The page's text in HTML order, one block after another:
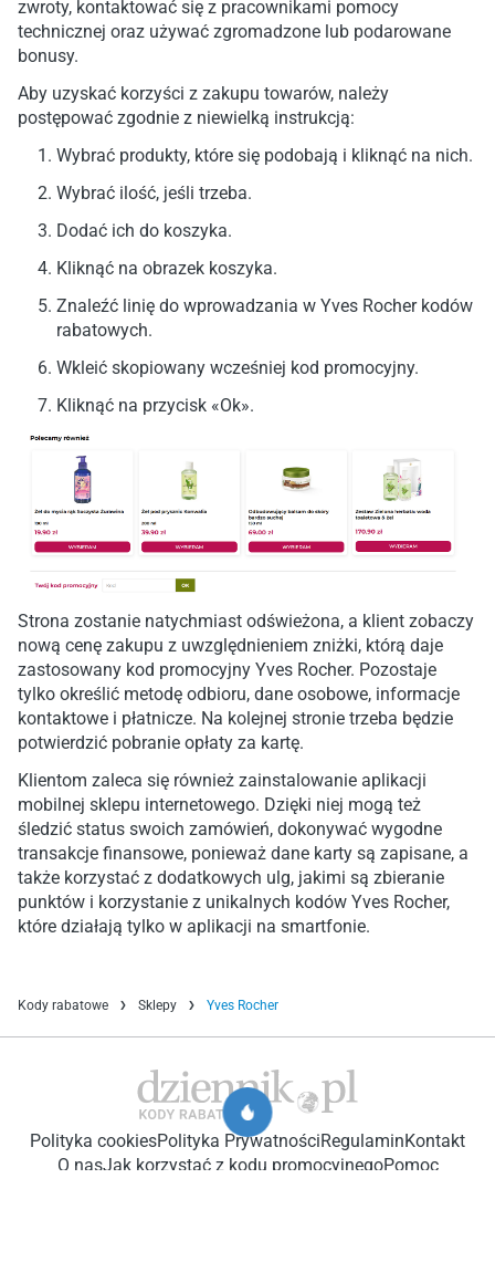
zwroty, kontaktować się z pracownikami pomocy
technicznej oraz używać zgromadzone lub podarowane
bonusy.
Aby uzyskać korzyści z zakupu towarów, należy
postępować zgodnie z niewielką instrukcją:
Wybrać produkty, które się podobają i kliknąć na nich.
Wybrać ilość, jeśli trzeba.
Dodać ich do koszyka.
Kliknąć na obrazek koszyka.
Znaleźć linię do wprowadzania w Yves Rocher kodów
rabatowych.
Wkleić skopiowany wcześniej kod promocyjny.
Kliknąć na przycisk «Ok».
Strona zostanie natychmiast odświeżona, a klient zobaczy
nową cenę zakupu z uwzględnieniem zniżki, którą daje
zastosowany kod promocyjny Yves Rocher. Pozostaje
tylko określić metodę odbioru, dane osobowe, informacje
kontaktowe i płatnicze. Na kolejnej stronie trzeba będzie
potwierdzić pobranie opłaty za kartę.
Klientom zaleca się również zainstalowanie aplikacji
mobilnej sklepu internetowego. Dzięki niej mogą też
śledzić status swoich zamówień, dokonywać wygodne
transakcje finansowe, ponieważ dane karty są zapisane, a
także korzystać z dodatkowych ulg, jakimi są zbieranie
punktów i korzystanie z unikalnych kodów Yves Rocher,
które działają tylko w aplikacji na smartfonie.
Kody rabatowe Sklepy Yves Rocher
Polityka cookiesPolityka PrywatnościRegulaminKontakt
O nasJak korzystać z kodu promocyjnegoPomoc